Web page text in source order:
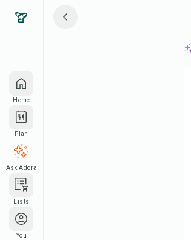
Home
Plan
Ask Adora
Lists
You